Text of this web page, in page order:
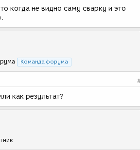
когда не видно саму сварку и это
Команда форума
как результат?